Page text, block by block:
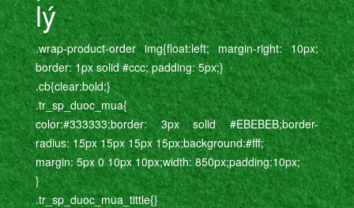
lý
.wrap-product-order img{float:left; margin-right: 10px;
border: 1px solid #ccc; padding: 5px;}
.cb{clear:bold;}
.tr_sp_duoc_mua{
color:#333333;border: 3px solid #EBEBEB;border-
radius: 15px 15px 15px 15px;background:#fff;
margin: 5px 0 10px 10px;width: 850px;padding:10px;
}
.tr_sp_duoc_mua_tittle{}